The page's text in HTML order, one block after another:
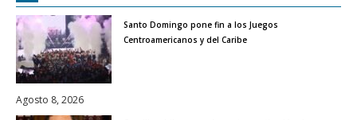
Santo Domingo pone fin a los Juegos
Centroamericanos y del Caribe
Agosto 8, 2026